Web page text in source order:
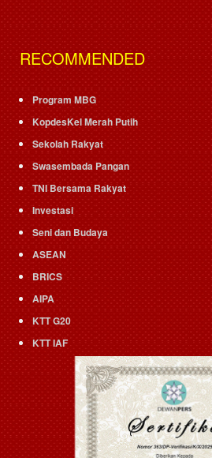
RECOMMENDED
Program MBG
KopdesKel Merah Putih
Sekolah Rakyat
Swasembada Pangan
TNI Bersama Rakyat
Investasi
Seni dan Budaya
ASEAN
BRICS
AIPA
KTT G20
KTT IAF